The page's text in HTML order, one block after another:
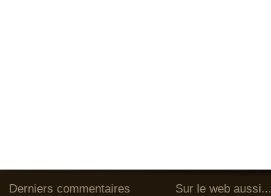
Derniers commentaires Sur le web aussi...